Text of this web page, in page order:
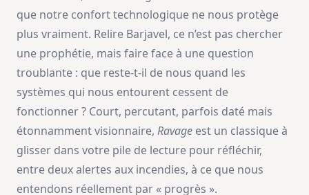
que notre confort technologique ne nous protège
plus vraiment. Relire Barjavel, ce n’est pas chercher
une prophétie, mais faire face à une question
troublante : que reste-t-il de nous quand les
systèmes qui nous entourent cessent de
fonctionner ? Court, percutant, parfois daté mais
étonnamment visionnaire, Ravage est un classique à
glisser dans votre pile de lecture pour réfléchir,
entre deux alertes aux incendies, à ce que nous
entendons réellement par « progrès ».